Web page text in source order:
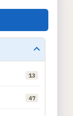
13
47